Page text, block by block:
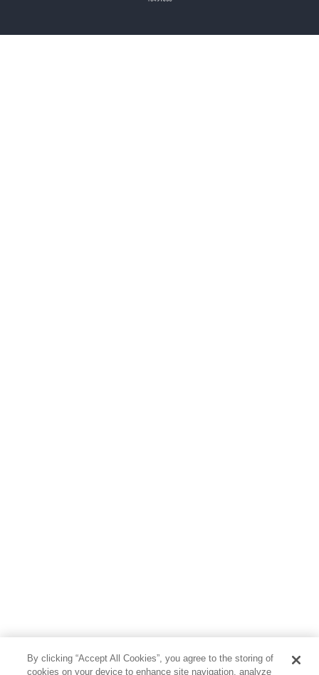
By clicking “Accept All Cookies”, you agree to the storing of
cookies on your device to enhance site navigation, analyze